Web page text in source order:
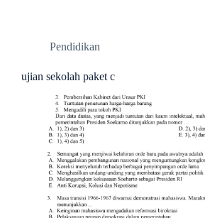
Pendidikan
ujian sekolah paket c